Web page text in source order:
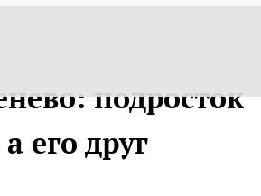
подросток
его друг